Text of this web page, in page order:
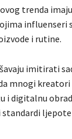
trenda
influenseri
i rutine.
imitirati
mnogi
i digitalnu